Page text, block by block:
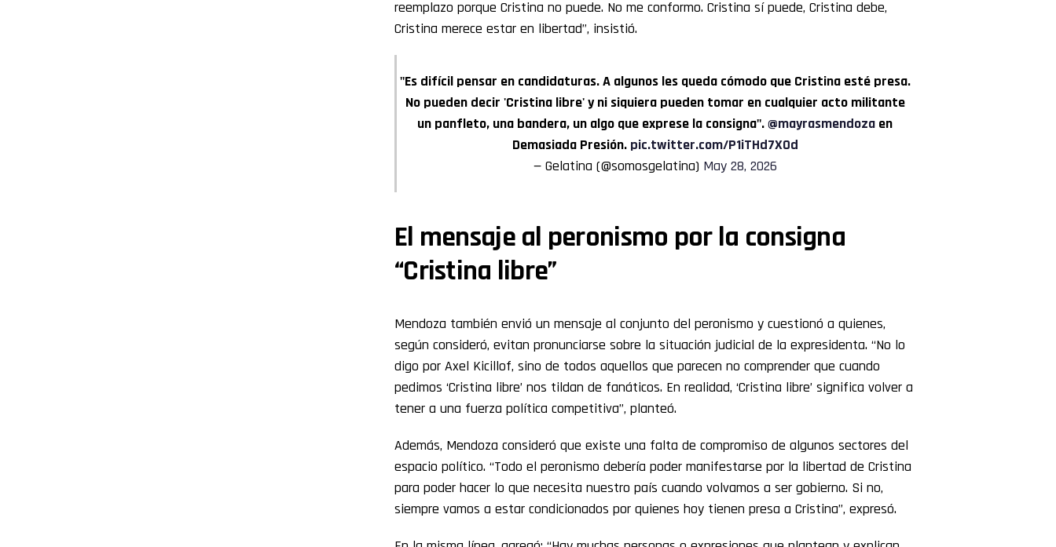
reemplazo porque Cristina no puede. No me conformo. Cristina sí puede, Cristina debe,
Cristina merece estar en libertad”, insistió.
"Es difícil pensar en candidaturas. A algunos les queda cómodo que Cristina esté presa.
No pueden decir 'Cristina libre' y ni siquiera pueden tomar en cualquier acto militante
un panfleto, una bandera, un algo que exprese la consigna".@mayrasmendoza en
Demasiada Presión. pic.twitter.com/P1iTHd7XOd
— Gelatina (@somosgelatina) May 28, 2026
El mensaje al peronismo por la consigna
“Cristina libre”
Mendoza también envió un mensaje al conjunto del peronismo y cuestionó a quienes,
según consideró, evitan pronunciarse sobre la situación judicial de la expresidenta. “No lo
digo por Axel Kicillof, sino de todos aquellos que parecen no comprender que cuando
pedimos ‘Cristina libre’ nos tildan de fanáticos. En realidad, ‘Cristina libre’ significa volver a
tener a una fuerza política competitiva”, planteó.
Además, Mendoza consideró que existe una falta de compromiso de algunos sectores del
espacio político. “Todo el peronismo debería poder manifestarse por la libertad de Cristina
para poder hacer lo que necesita nuestro país cuando volvamos a ser gobierno. Si no,
siempre vamos a estar condicionados por quienes hoy tienen presa a Cristina”, expresó.